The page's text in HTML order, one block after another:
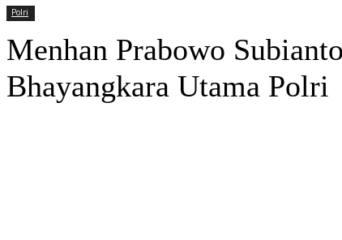
Polri
Menhan Prabowo
Bhayangkara Utama Polri